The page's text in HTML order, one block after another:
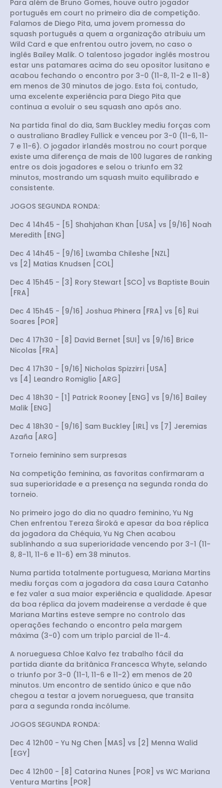
Para além de Bruno Gomes, houve outro jogador
português em court no primeiro dia de competição.
Falamos de Diego Pita, uma jovem promessa do
squash português a quem a organização atribuiu um
Wild Card e que enfrentou outro jovem, no caso o
inglês Bailey Malik. O talentoso jogador inglês mostrou
estar uns patamares acima do seu opositor lusitano e
acabou fechando o encontro por 3-0 (11-8, 11-2 e 11-8)
em menos de 30 minutos de jogo. Esta foi, contudo,
uma excelente experiência para Diego Pita que
continua a evoluir o seu squash ano após ano.
Na partida final do dia, Sam Buckley mediu forças com
o australiano Bradley Fullick e venceu por 3-0 (11-6, 11-
7 e 11-6). O jogador irlandês mostrou no court porque
existe uma diferença de mais de 100 lugares de ranking
entre os dois jogadores e selou o triunfo em 32
minutos, mostrando um squash muito equilibrado e
consistente.
JOGOS SEGUNDA RONDA:
Dec 4 14h45 - [5] Shahjahan Khan [USA] vs [9/16] Noah
Meredith [ENG]
Dec 4 14h45 - [9/16] Lwamba Chileshe [NZL]
vs [2] Matias Knudsen [COL]
Dec 4 15h45 - [3] Rory Stewart [SCO] vs Baptiste Bouin
[FRA]
Dec 4 15h45 - [9/16] Joshua Phinera [FRA] vs [6] Rui
Soares [POR]
Dec 4 17h30 - [8] David Bernet [SUI] vs [9/16] Brice
Nicolas [FRA]
Dec 4 17h30 - [9/16] Nicholas Spizzirri [USA]
vs [4] Leandro Romiglio [ARG]
Dec 4 18h30 - [1] Patrick Rooney [ENG] vs [9/16] Bailey
Malik [ENG]
Dec 4 18h30 - [9/16] Sam Buckley [IRL] vs [7] Jeremias
Azaña [ARG]
Torneio feminino sem surpresas
Na competição feminina, as favoritas confirmaram a
sua superioridade e a presença na segunda ronda do
torneio.
No primeiro jogo do dia no quadro feminino, Yu Ng
Chen enfrentou Tereza Široká e apesar da boa réplica
da jogadora da Chéquia, Yu Ng Chen acabou
sublinhando a sua superioridade vencendo por 3-1 (11-
8, 8-11, 11-6 e 11-6) em 38 minutos.
Numa partida totalmente portuguesa, Mariana Martins
mediu forças com a jogadora da casa Laura Catanho
e fez valer a sua maior experiência e qualidade. Apesar
da boa réplica da jovem madeirense a verdade é que
Mariana Martins esteve sempre no controlo das
operações fechando o encontro pela margem
máxima (3-0) com um triplo parcial de 11-4.
A norueguesa Chloe Kalvo fez trabalho fácil da
partida diante da britânica Francesca Whyte, selando
o triunfo por 3-0 (11-1, 11-6 e 11-2) em menos de 20
minutos. Um encontro de sentido único e que não
chegou a testar a jovem norueguesa, que transita
para a segunda ronda incólume.
JOGOS SEGUNDA RONDA:
Dec 4 12h00 - Yu Ng Chen [MAS] vs [2] Menna Walid
[EGY]
Dec 4 12h00 - [8] Catarina Nunes [POR] vs WC Mariana
Ventura Martins [POR]